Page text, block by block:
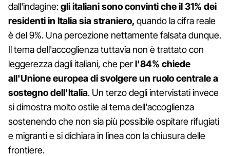
dall'indagine:gli italiani sono convinti che il 31% dei
residenti in Italia sia straniero, quando la cifra reale
è del 9%. Una percezione nettamente falsata dunque.
Il tema dell'accoglienza tuttavia non è trattato con
leggerezza dagli italiani, che perl'84% chiede
all'Unione europea di svolgere un ruolo centrale a
sostegno dell'Italia. Un terzo degli intervistati invece
si dimostra molto ostile al tema dell'accoglienza
sostenendo che non sia più possibile ospitare rifugiati
e migranti e si dichiara in linea con la chiusura delle
frontiere.